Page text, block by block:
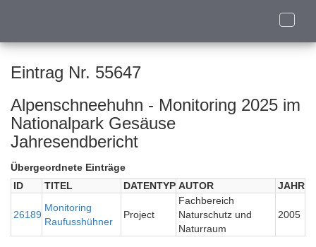
Toggle
Eintrag Nr. 55647
Alpenschneehuhn - Monitoring 2025 im
Nationalpark Gesäuse
Jahresendbericht
Übergeordnete Einträge
ID
TITEL DATENTYP AUTOR JAHR
26189
Monitoring
Raufusshühner
Project
Fachbereich
Naturschutz und
Naturraum
2005